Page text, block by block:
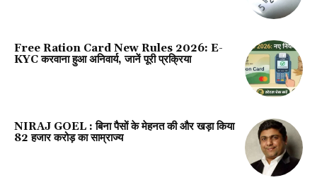
Free Ration Card New Rules 2026: E-
KYC करवाना हुआ अनिवार्य, जानें पूरी प्रक्रिया
NIRAJ GOEL : बिना पैसों के मेहनत की और खड़ा किया
82 हजार करोड़ का साम्राज्य